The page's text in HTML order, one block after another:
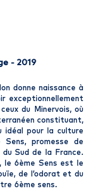
- 2019
donne naissance à
exceptionnellement
du Minervois, où
constituant,
idéal pour la culture
promesse de
du Sud de la France.
le 6ème Sens est le
de l’odorat et du
6ème sens.